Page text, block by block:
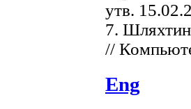
утв.
7.
//
Eng